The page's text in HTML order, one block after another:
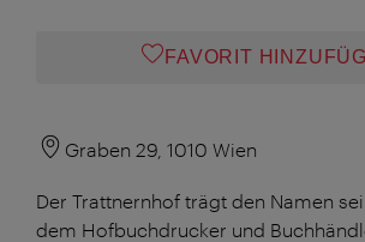
FAVORIT
Graben 29, 1010 Wien
Der Trattnernhof trägt den Namen
dem Hofbuchdrucker und